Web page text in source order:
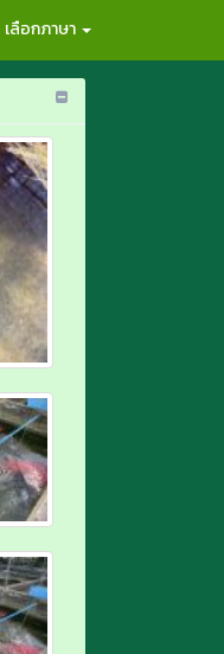
เลือกภาษา